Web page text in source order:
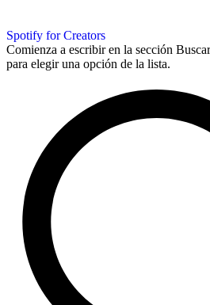
Spotify for Creators
Comienza a escribir en la sección
para elegir una opción de la lista.